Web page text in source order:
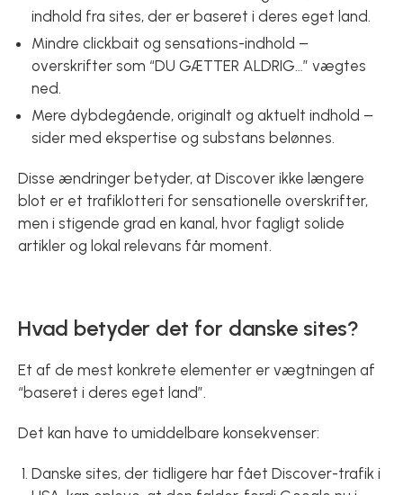
indhold fra sites, der er baseret i deres eget land.
Mindre clickbait og sensations-indhold –
overskrifter som “DU GÆTTER ALDRIG…” vægtes
ned.
Mere dybdegående, originalt og aktuelt indhold –
sider med ekspertise og substans belønnes.
Disse ændringer betyder, at Discover ikke længere
blot er et trafiklotteri for sensationelle overskrifter,
men i stigende grad en kanal, hvor fagligt solide
artikler og lokal relevans får moment.
Hvad betyder det for danske sites?
Et af de mest konkrete elementer er vægtningen af
“baseret i deres eget land”.
Det kan have to umiddelbare konsekvenser:
Danske sites, der tidligere har fået Discover-trafik i